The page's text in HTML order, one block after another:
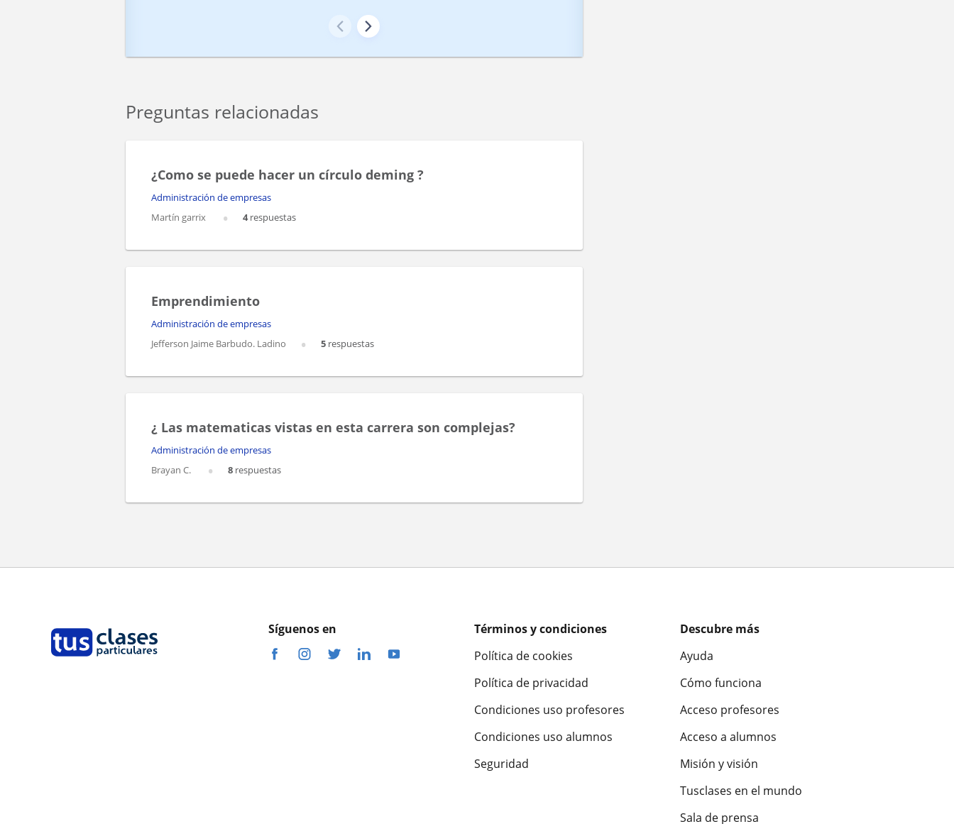
Preguntas relacionadas
¿Como se puede hacer un círculo deming ?
Administración de empresas
Martín garrix
4respuestas
Emprendimiento
Administración de empresas
Jefferson Jaime Barbudo. Ladino
5 respuestas
¿ Las matematicas vistas en esta carrera son complejas?
Administración de empresas
Brayan C.
8 respuestas
Síguenos en
Términos y condiciones
Política de cookies
Política de privacidad
Condiciones uso profesores
Condiciones uso alumnos
Seguridad
Descubre más
Ayuda
Cómo funciona
Acceso profesores
Acceso a alumnos
Misión y visión
Tusclases en el mundo
Sala de prensa